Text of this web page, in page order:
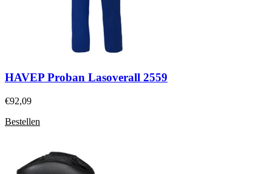
HAVEP Proban Lasoverall 2559
€92,09
Bestellen